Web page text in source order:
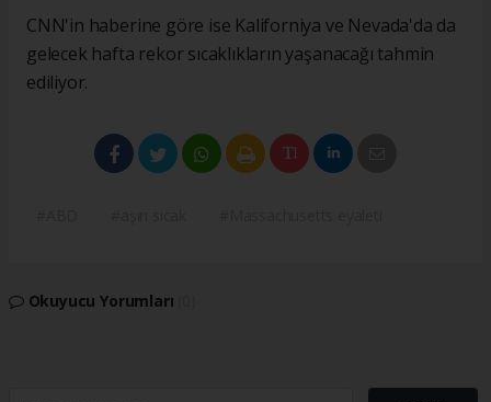
CNN'in haberine göre ise Kaliforniya ve Nevada'da da
gelecek hafta rekor sıcaklıkların yaşanacağı tahmin
ediliyor.
Okuyucu Yorumları